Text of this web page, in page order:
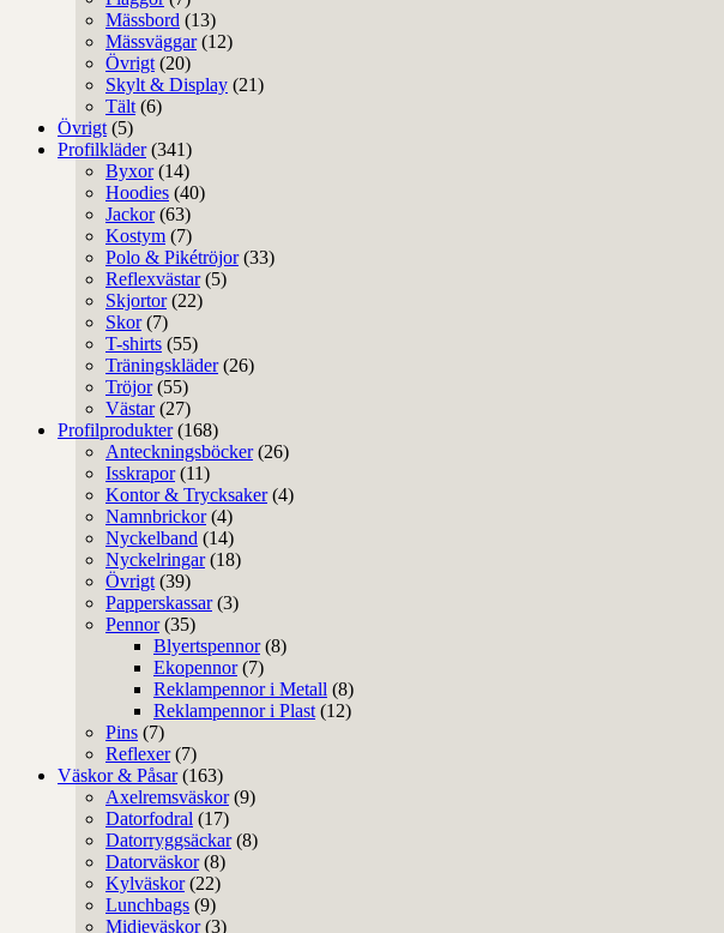
Mässbord (13)
Mässväggar (12)
Övrigt (20)
Skylt & Display (21)
Tält (6)
Övrigt (5)
Profilkläder (341)
Byxor (14)
Hoodies (40)
Jackor (63)
Kostym (7)
Polo & Pikétröjor (33)
Reflexvästar (5)
Skjortor (22)
Skor (7)
T-shirts (55)
Träningskläder (26)
Tröjor (55)
Västar (27)
Profilprodukter (168)
Anteckningsböcker (26)
Isskrapor (11)
Kontor & Trycksaker (4)
Namnbrickor (4)
Nyckelband (14)
Nyckelringar (18)
Övrigt (39)
Papperskassar (3)
Pennor (35)
Blyertspennor (8)
Ekopennor (7)
Reklampennor i Metall (8)
Reklampennor i Plast (12)
Pins (7)
Reflexer (7)
Väskor & Påsar (163)
Axelremsväskor (9)
Datorfodral (17)
Datorryggsäckar (8)
Datorväskor (8)
Kylväskor (22)
Lunchbags (9)
Midjeväskor (3)